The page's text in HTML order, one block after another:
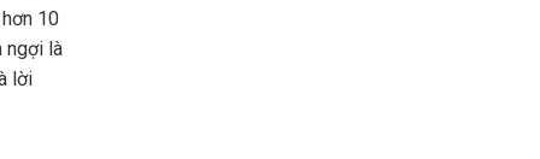
10
ngợi là
lời